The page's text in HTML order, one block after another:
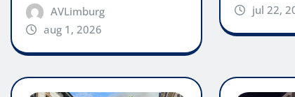
AVLimburg
aug 1, 2026
jul 22,